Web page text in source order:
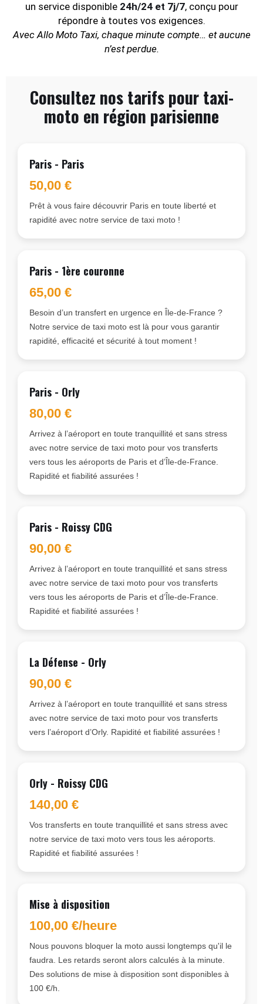
un service disponible 24h/24 et 7j/7, conçu pour
répondre à toutes vos exigences.
Avec Allo Moto Taxi, chaque minute compte… et aucune
n’est perdue.
Consultez nos tarifs pour taxi-
moto en région parisienne
Paris - Paris
50,00 €
Prêt à vous faire découvrir Paris en toute liberté et
rapidité avec notre service de taxi moto !
Paris - 1ère couronne
65,00 €
Besoin d’un transfert en urgence en Île-de-France ?
Notre service de taxi moto est là pour vous garantir
rapidité, efficacité et sécurité à tout moment !
Paris - Orly
80,00 €
Arrivez à l’aéroport en toute tranquillité et sans stress
avec notre service de taxi moto pour vos transferts
vers tous les aéroports de Paris et d’Île-de-France.
Rapidité et fiabilité assurées !
Paris - Roissy CDG
90,00 €
Arrivez à l’aéroport en toute tranquillité et sans stress
avec notre service de taxi moto pour vos transferts
vers tous les aéroports de Paris et d’Île-de-France.
Rapidité et fiabilité assurées !
La Défense - Orly
90,00 €
Arrivez à l’aéroport en toute tranquillité et sans stress
avec notre service de taxi moto pour vos transferts
vers l’aéroport d’Orly. Rapidité et fiabilité assurées !
Orly - Roissy CDG
140,00 €
Vos transferts en toute tranquillité et sans stress avec
notre service de taxi moto vers tous les aéroports.
Rapidité et fiabilité assurées !
Mise à disposition
100,00 €/heure
Nous pouvons bloquer la moto aussi longtemps qu'il le
faudra. Les retards seront alors calculés à la minute.
Des solutions de mise à disposition sont disponibles à
100 €/h.